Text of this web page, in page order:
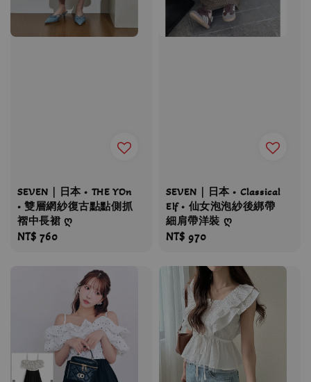
SEVEN｜日本 • THE YOn
• 雙層網紗復古點點側抓
褶中長裙 ღ
Regular
NT$ 760
SEVEN｜日本 • Classical
Elf • 仙女泡泡紗後綁帶
細肩帶洋裝 ღ
Regular
NT$ 970